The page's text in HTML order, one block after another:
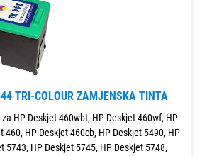
TRI-COLOUR ZAMJENSKA TINTA
HP Deskjet 460wbt, HP Deskjet 460wf, HP
460, HP Deskjet 460cb, HP Deskjet 5490, HP
5743, HP Deskjet 5745, HP Deskjet 5748,